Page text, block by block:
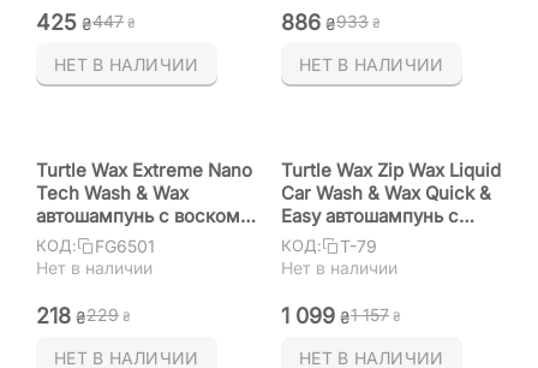
‍425‍ ₴‍447‍ ₴
НЕТ В НАЛИЧИИ
‍886‍ ₴‍933‍ ₴
НЕТ В НАЛИЧИИ
Turtle Wax Extreme Nano
Tech Wash & Wax
автошампунь с воском
500 мл
КОД:
FG6501
Нет в наличии
‍218‍ ₴‍229‍ ₴
НЕТ В НАЛИЧИИ
Turtle Wax Zip Wax Liquid
Car Wash & Wax Quick &
Easy автошампунь с
воском 1,89 мл
КОД:
T-79
Нет в наличии
1 099 ₴1 157 ₴
НЕТ В НАЛИЧИИ